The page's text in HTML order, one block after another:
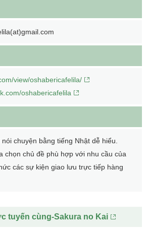
view/oshabericafelila/
oshabericafelila
chuyện bằng tiếng Nhật dễ hiểu.
chọn chủ đề phù hợp với nhu cầu của
các sự kiện giao lưu trực tiếp hàng
tuyến cùng-Sakura no Kai